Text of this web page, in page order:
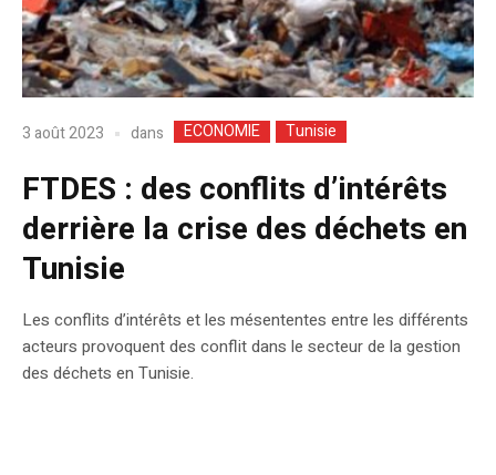
3 août 2023 dans ECONOMIE Tunisie
FTDES : des conflits d’intérêts
derrière la crise des déchets en
Tunisie
Les conflits d’intérêts et les mésententes entre les différents
acteurs provoquent des conflit dans le secteur de la gestion
des déchets en Tunisie.